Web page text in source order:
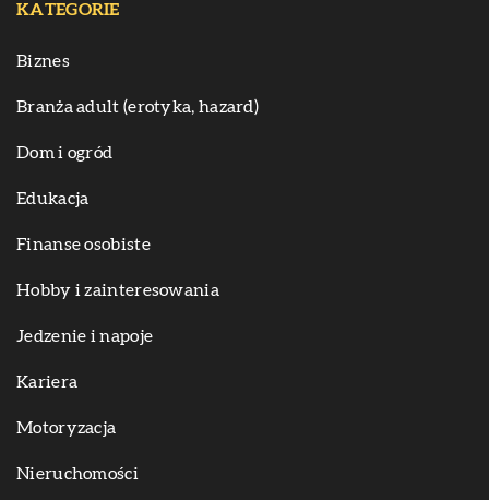
KATEGORIE
Biznes
Branża adult (erotyka, hazard)
Dom i ogród
Edukacja
Finanse osobiste
Hobby i zainteresowania
Jedzenie i napoje
Kariera
Motoryzacja
Nieruchomości